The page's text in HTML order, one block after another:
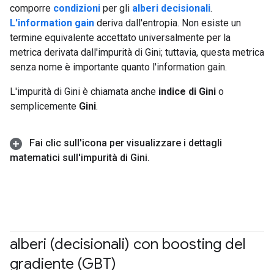
comporre condizioni per gli alberi decisionali.
L'information gain deriva dall'entropia. Non esiste un
termine equivalente accettato universalmente per la
metrica derivata dall'impurità di Gini; tuttavia, questa metrica
senza nome è importante quanto l'information gain.
L'impurità di Gini è chiamata anche indice di Gini o
semplicemente Gini.
Fai clic sull'icona per visualizzare i dettagli
matematici sull'impurità di Gini.
alberi (decisionali) con boosting del
gradiente (GBT)